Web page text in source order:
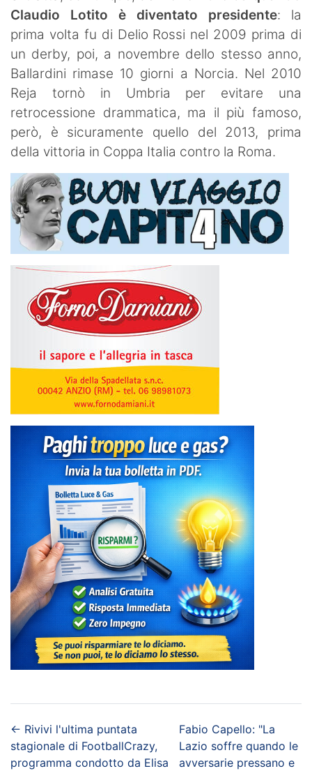
Claudio Lotito è diventato presidente: la
prima volta fu di Delio Rossi nel 2009 prima di
un derby, poi, a novembre dello stesso anno,
Ballardini rimase 10 giorni a Norcia. Nel 2010
Reja tornò in Umbria per evitare una
retrocessione drammatica, ma il più famoso,
però, è sicuramente quello del 2013, prima
della vittoria in Coppa Italia contro la Roma.
← Rivivi l'ultima puntata
stagionale di FootballCrazy,
programma condotto da Elisa
Fabio Capello: "La
Lazio soffre quando le
avversarie pressano e